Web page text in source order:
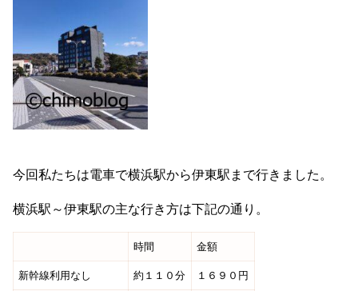
今回私たちは電車で横浜駅から伊東駅まで行きました。
横浜駅～伊東駅の主な行き方は下記の通り。
時間 金額
新幹線利用なし 約１１０分 １６９０円